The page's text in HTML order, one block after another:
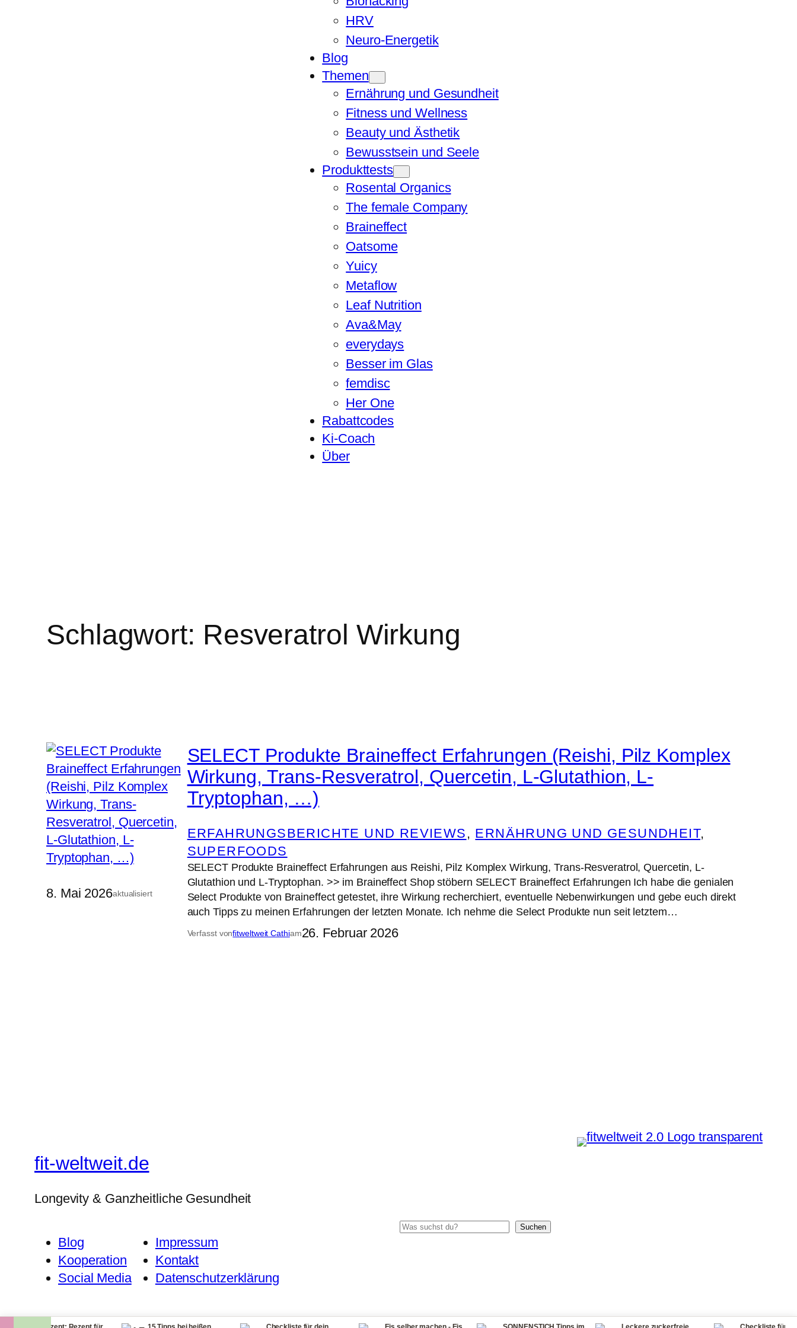
HRV
Neuro-Energetik
Blog
Themen
Ernährung und Gesundheit
Fitness und Wellness
Beauty und Ästhetik
Bewusstsein und Seele
Produkttests
Rosental Organics
The female Company
Braineffect
Oatsome
Yuicy
Metaflow
Leaf Nutrition
Ava&May
everydays
Besser im Glas
femdisc
Her One
Rabattcodes
Ki-Coach
Über
Schlagwort: Resveratrol Wirkung
8. Mai 2026aktualisiert
SELECT Produkte Braineffect Erfahrungen (Reishi, Pilz Komplex
Wirkung, Trans-Resveratrol, Quercetin, L-Glutathion, L-
Tryptophan, …)
ERFAHRUNGSBERICHTE UND REVIEWS , ERNÄHRUNG UND GESUNDHEIT
SUPERFOODS
SELECT Produkte Braineffect Erfahrungen aus Reishi, Pilz Komplex Wirkung, Trans-Resveratrol, Quercetin, L-
Glutathion und L-Tryptophan. >> im Braineffect Shop stöbern SELECT Braineffect Erfahrungen Ich habe die genialen
Select Produkte von Braineffect getestet, ihre Wirkung recherchiert, eventuelle Nebenwirkungen und gebe euch direkt
auch Tipps zu meinen Erfahrungen der letzten Monate. Ich nehme die Select Produkte nun seit letztem…
Verfasst vonfitweltweit Cathiam26. Februar 2026
fit-weltweit.de
Longevity & Ganzheitliche Gesundheit
Blog
Kooperation
Social Media
Impressum
Kontakt
Datenschutzerklärung
Suchen Suchen